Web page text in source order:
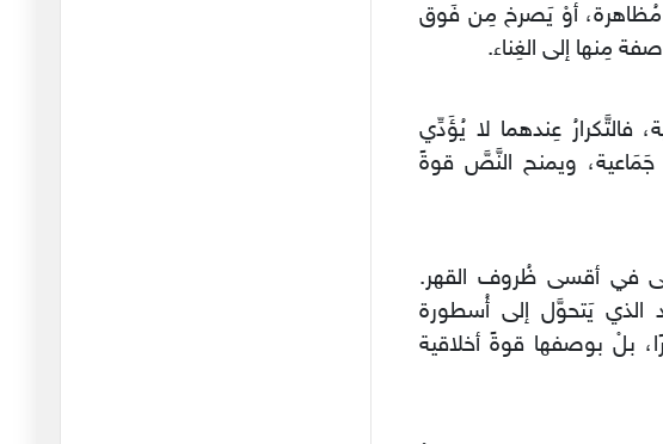
مُظاهرة، أوْ يَصرخ مِن فَوق
مِنها إلى الغِناء.
فالتَّكرارُ عِندهما لا يُؤَدِّي
ويمنح النَّصَّ قوةً
حتى في أقسى ظُروف القهر.
يَتحوَّل إلى أُسطورة
بلْ بوصفها قوةً أخلاقية